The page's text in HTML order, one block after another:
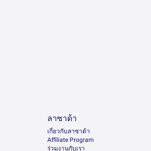
ลาซาด้า
เกี่ยวกับลาซาด้า
Afﬁliate Program
ร่วมงานกับเรา